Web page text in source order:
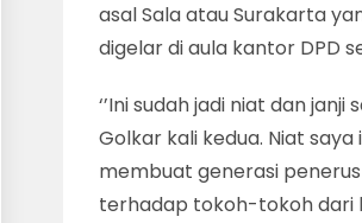
asal Sala atau Surakarta
digelar di aula kantor DPD
‘’Ini sudah jadi niat dan
Golkar kali kedua. Niat
membuat generasi
terhadap tokoh-tokoh dari